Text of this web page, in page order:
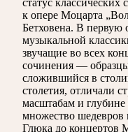
к опере Моцарта
Бетховена. В первую
музыкальной
звучащие во всех
сочинения —
сложившийся в
столетия, отличали
масштабам и
множество
Глюка до концертов